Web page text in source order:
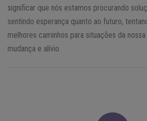
significar que nós estamos procurando
sentindo esperança quanto ao futuro,
melhores caminhos para situações da
mudança e alívio.